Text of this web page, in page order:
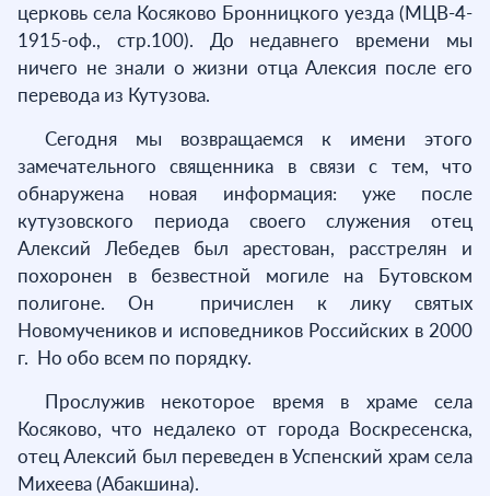
церковь села Косяково Бронницкого уезда (МЦВ-4-
1915-оф., стр.100). До недавнего времени мы
ничего не знали о жизни отца Алексия после его
перевода из Кутузова.
Сегодня мы возвращаемся к имени этого
замечательного священника в связи с тем, что
обнаружена новая информация: уже после
кутузовского периода своего служения отец
Алексий Лебедев был арестован, расстрелян и
похоронен в безвестной могиле на Бутовском
полигоне. Он причислен к лику святых
Новомучеников и исповедников Российских в 2000
г. Но обо всем по порядку.
Прослужив некоторое время в храме села
Косяково, что недалеко от города Воскресенска,
отец Алексий был переведен в Успенский храм села
Михеева (Абакшина).